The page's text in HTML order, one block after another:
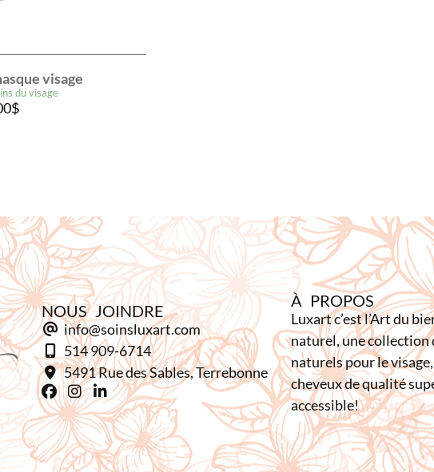
visage
du visage
$
NOUS JOINDRE
info@soinsluxart.com
514 909-6714
5491 Rue des Sables, Terrebonne
À PROPOS
Luxart c’est l’Art du
naturel, une collection
naturels pour le
cheveux de qualité
accessible!